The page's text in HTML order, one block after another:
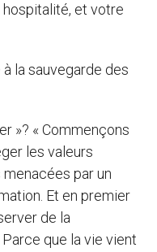
et votre
la sauvegarde des
»? « Commençons
les valeurs
par un
Et en premier
de la
que la vie vient